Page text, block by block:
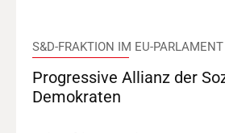
S&D-FRAKTION IM EU-PARLAMENT
Progressive Allianz der
Demokraten